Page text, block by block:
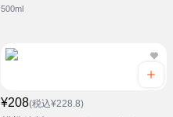
500ml
¥208(税込¥228.8)